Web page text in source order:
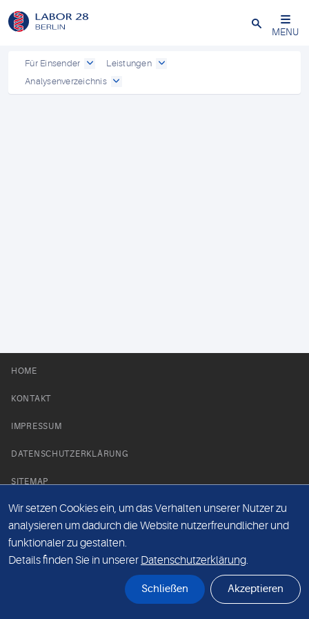
Schließen
MENU
Für Einsender
Leistungen
Analysenverzeichnis
HOME
KONTAKT
IMPRESSUM
DATENSCHUTZERKLÄRUNG
SITEMAP
NEWS PARTNER
Wir setzen Cookies ein, um das Verhalten unserer Nutzer zu
analysieren um dadurch die Website nutzerfreundlicher und
funktionaler zu gestalten.
Details finden Sie in unserer Datenschutzerklärung.
Schließen Akzeptieren